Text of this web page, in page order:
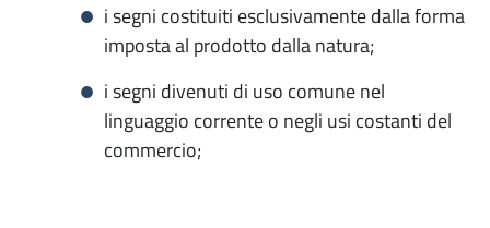
i segni costituiti esclusivamente dalla forma
imposta al prodotto dalla natura;
i segni divenuti di uso comune nel
linguaggio corrente o negli usi costanti del
commercio;